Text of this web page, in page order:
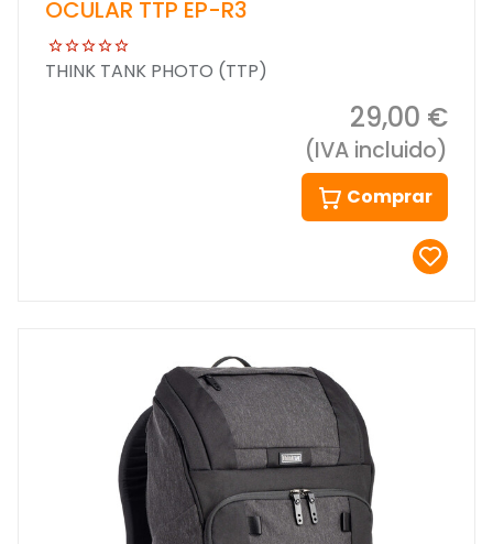
OCULAR TTP EP-R3
THINK TANK PHOTO (TTP)
29,00 €
(IVA incluido)
Comprar